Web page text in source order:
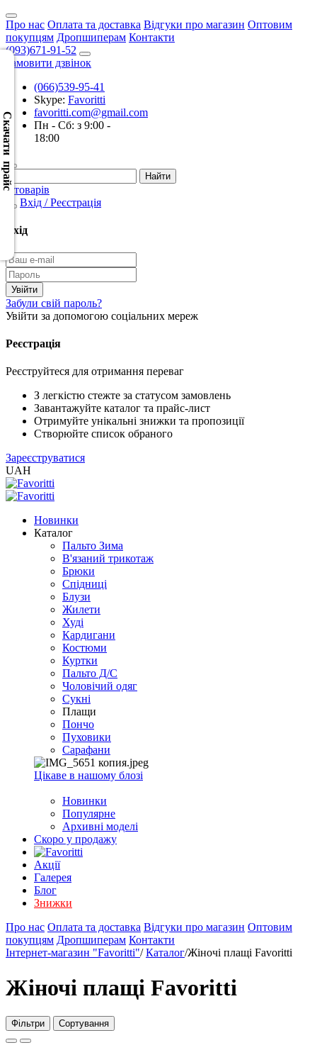
Про нас Оплата та доставка Відгуки про магазин Оптовим
покупцям Дропшиперам Контакти
(093)671-91-52
Замовити дзвінок
(066)539-95-41
Skype: Favoritti
favoritti.com@gmail.com
Пн - Сб: з 9:00 -
18:00
0 товарів
Вхід / Реєстрація
Вхід
Забули свій пароль?
Увійти за допомогою соціальних мереж
Реєстрація
Реєструйтеся для отримання переваг
З легкістю стежте за статусом замовлень
Завантажуйте каталог та прайс-лист
Отримуйте унікальні знижки та пропозиції
Створюйте список обраного
Зареєструватися
UAH
Новинки
Каталог
Пальто Зима
В'язаний трикотаж
Брюки
Спідниці
Блузи
Жилети
Худі
Кардигани
Костюми
Куртки
Пальто Д/С
Чоловічий одяг
Сукні
Плащи
Пончо
Пуховики
Сарафани
Цікаве в нашому блозі
Новинки
Популярне
Архивні моделі
Скоро у продажу
Акції
Галерея
Блог
Знижки
Про нас Оплата та доставка Відгуки про магазин Оптовим
покупцям Дропшиперам Контакти
Інтернет-магазин "Favoritti"/ Каталог/Жіночі плащі Favoritti
Жіночі плащі Favoritti
Фільтри Сортування
Скачати прайс
Скачать
XML
(Розн.)
Скачать
XML
(Опт)
CSV
Скачать
CSV
(Опт)
XLS
EXCEL
(Розн.)
XLS
EXCEL
2005
(Опт)
XLSX